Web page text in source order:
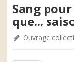
Sang
que...
Ouvrage